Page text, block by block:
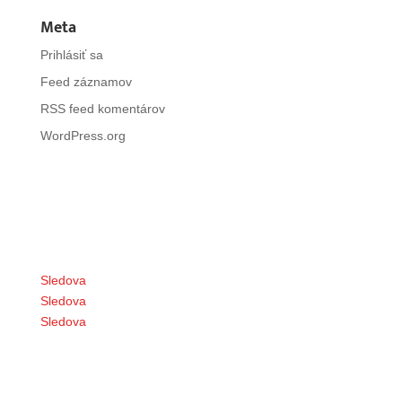
Meta
Prihlásiť sa
Feed záznamov
RSS feed komentárov
WordPress.org
Sledova
Sledova
Sledova